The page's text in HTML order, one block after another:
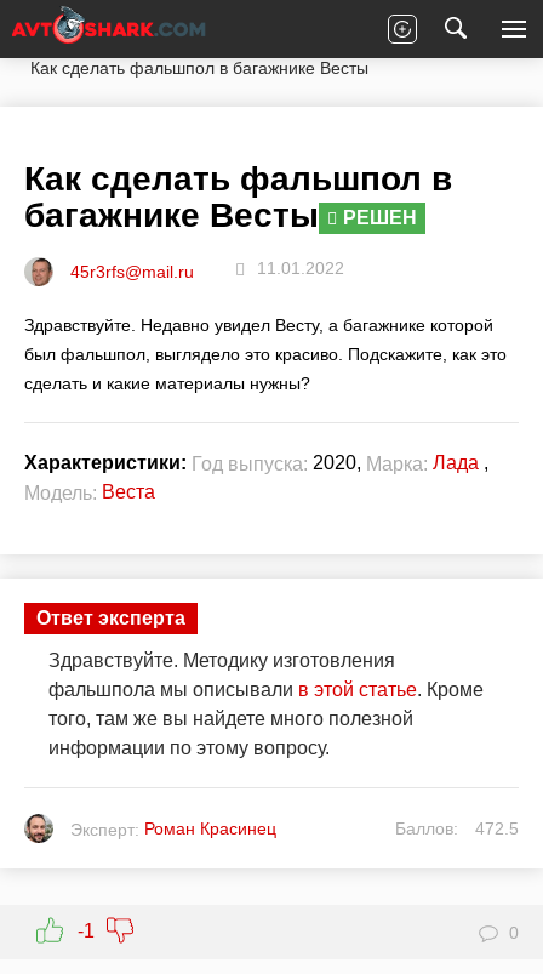
Главная Вопросы экспертам
Веста
Как сделать фальшпол в багажнике Весты
Как сделать фальшпол в
багажнике Весты
РЕШЕН
45r3rfs@mail.ru 11.01.2022
Здравствуйте. Недавно увидел Весту, а багажнике которой
был фальшпол, выглядело это красиво. Подскажите, как это
сделать и какие материалы нужны?
Характеристики: Год выпуска: 2020, Марка: Лада ,
Модель: Веста
Ответ эксперта
Здравствуйте. Методику изготовления
фальшпола мы описывали в этой статье. Кроме
того, там же вы найдете много полезной
информации по этому вопросу.
Эксперт: Роман Красинец Баллов: 472.5
-1 0